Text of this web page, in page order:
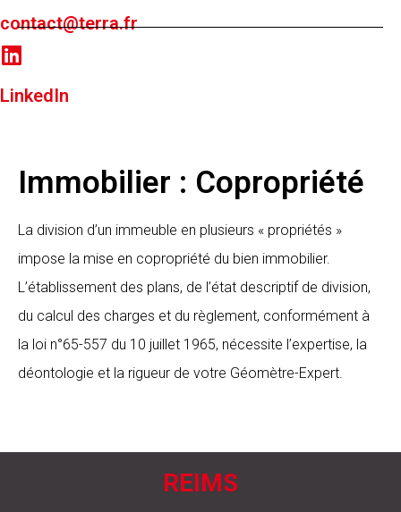
contact@terra.fr
LinkedIn
Immobilier : Copropriété
La division d’un immeuble en plusieurs « propriétés »
impose la mise en copropriété du bien immobilier.
L’établissement des plans, de l’état descriptif de division,
du calcul des charges et du règlement, conformément à
la loi n°65-557 du 10 juillet 1965, nécessite l’expertise, la
déontologie et la rigueur de votre Géomètre-Expert.
REIMS